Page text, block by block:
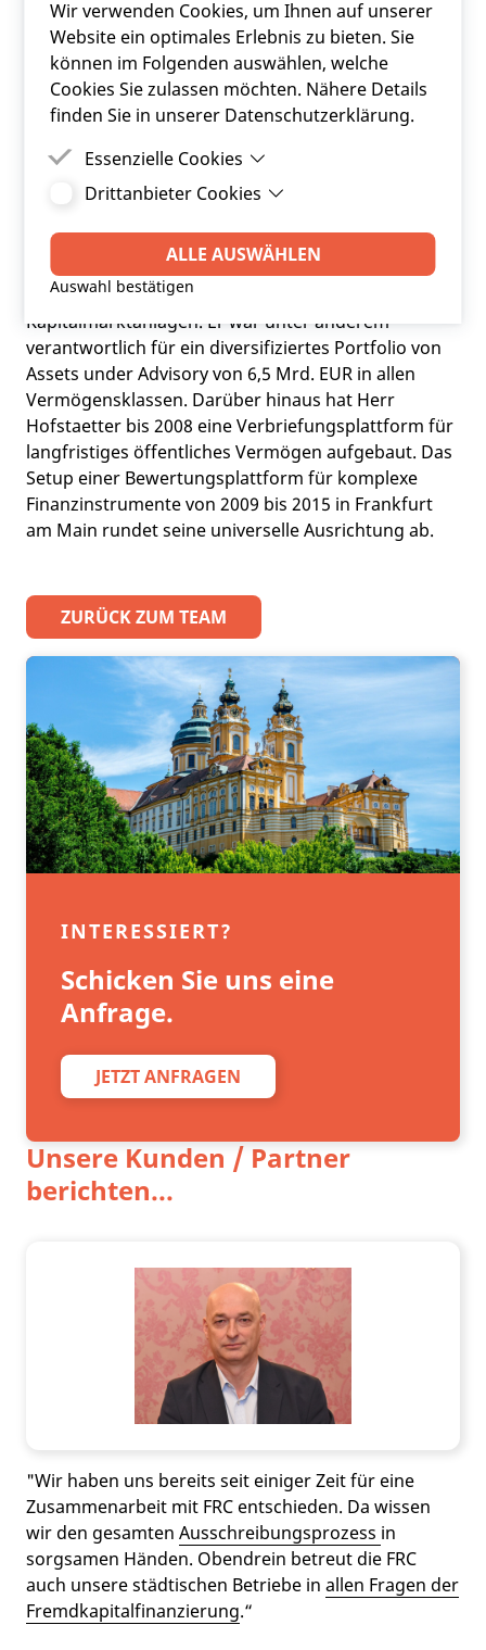
Wir verwenden Cookies, um Ihnen auf unserer
Website ein optimales Erlebnis zu bieten. Sie
können im Folgenden auswählen, welche
Cookies Sie zulassen möchten. Nähere Details
finden Sie in unserer Datenschutzerklärung.
Essenzielle Cookies
Essenzielle Cookies sind Cookies, welche für die
benötigt werden.
Drittanbieter Cookies
Drittanbieter Cookies sind Cookies, die
Drittanbieter-Software setzt, um Funktionen wie
Google Maps zu ermöglichen.
ALLE AUSWÄHLEN
Auswahl bestätigen
und als Bankkaufmann begann er seine berufliche
Laufbahn bei KPMG in Frankfurt am Main in den
Bereichen Industrie, Anlagenbau, Lebensmittel,
Banken und Corporate Finance. Es folgte der
Einstieg in das Bank- und Kapitalmarktgeschäft bei
langjähriger Prokurist und Vorstand der HYPO NOE
im Bereich Finanzierung (Public Finance, Real Estate,
Mrd. und als Geschäftsführer von zwei
Investmenthäusern in Österreich beschäftigte er
sich intensiv mit den Themen Finanzierung und
Kapitalmarktanlagen. Er war unter anderem
verantwortlich für ein diversifiziertes Portfolio von
Assets under Advisory von 6,5 Mrd. EUR in allen
Vermögensklassen. Darüber hinaus hat Herr
Hofstaetter bis 2008 eine Verbriefungsplattform für
langfristiges öffentliches Vermögen aufgebaut. Das
Setup einer Bewertungsplattform für komplexe
Finanzinstrumente von 2009 bis 2015 in Frankfurt
am Main rundet seine universelle Ausrichtung ab.
ZURÜCK ZUM TEAM
INTERESSIERT?
Schicken Sie uns eine
Anfrage.
JETZT ANFRAGEN
Unsere Kunden / Partner
berichten...
"Wir haben uns bereits seit einiger Zeit für eine
Zusammenarbeit mit FRC entschieden. Da wissen
wir den gesamten Ausschreibungsprozess in
sorgsamen Händen. Obendrein betreut die FRC
auch unsere städtischen Betriebe in allen Fragen der
Fremdkapitalfinanzierung.“